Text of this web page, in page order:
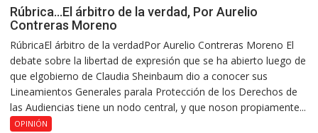
Rúbrica…El árbitro de la verdad, Por Aurelio
Contreras Moreno
RúbricaEl árbitro de la verdadPor Aurelio Contreras Moreno El
debate sobre la libertad de expresión que se ha abierto luego de
que elgobierno de Claudia Sheinbaum dio a conocer sus
Lineamientos Generales parala Protección de los Derechos de
las Audiencias tiene un nodo central, y que noson propiamente...
OPINIÓN